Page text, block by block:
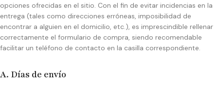
opciones ofrecidas en el sitio. Con el fin de evitar incidencias en la
entrega (tales como direcciones erróneas, imposibilidad de
encontrar a alguien en el domicilio, etc.), es imprescindible rellenar
correctamente el formulario de compra, siendo recomendable
facilitar un teléfono de contacto en la casilla correspondiente.
A. Días de envío